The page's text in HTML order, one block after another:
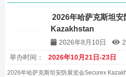
2026年哈萨克斯坦
Kazakhstan
2026年8月10日
举办时间：
2026年10月21日-23日
2026年哈萨克斯坦安防展览会Securex